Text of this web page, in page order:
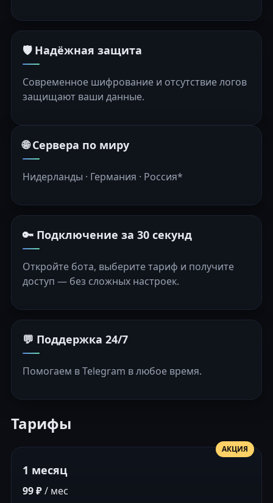
🛡️ Надёжная защита
Современное шифрование и отсутствие логов
защищают ваши данные.
🌐 Сервера по миру
Нидерланды · Германия · Россия*
🔑 Подключение за 30 секунд
Откройте бота, выберите тариф и получите
доступ — без сложных настроек.
💬 Поддержка 24/7
Помогаем в Telegram в любое время.
Тарифы
АКЦИЯ
1 месяц
99 ₽/ мес